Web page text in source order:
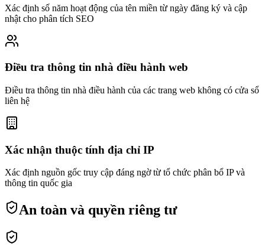
Xác định số năm hoạt động của tên miền từ ngày đăng ký và cập
nhật cho phân tích SEO
Điều tra thông tin nhà điều hành web
Điều tra thông tin nhà điều hành của các trang web không có cửa sổ
liên hệ
Xác nhận thuộc tính địa chỉ IP
Xác định nguồn gốc truy cập đáng ngờ từ tổ chức phân bổ IP và
thông tin quốc gia
An toàn và quyền riêng tư